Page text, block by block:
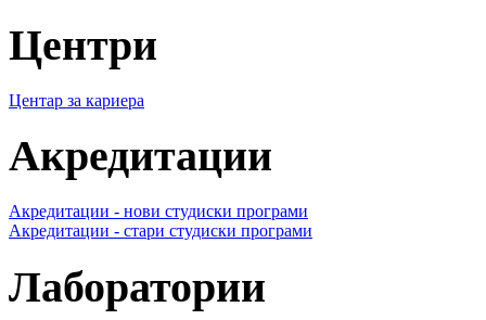
Центри
Центар за кариера
Акредитации
Акредитации - нови студиски програми
Акредитации - стари студиски програми
Лаборатории